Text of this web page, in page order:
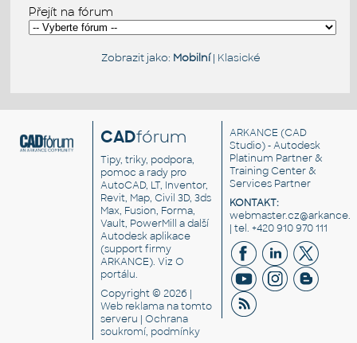
Přejít na fórum
Zobrazit jako: Mobilní| Klasické
CADfórum
Tipy, triky, podpora,
pomoc a rady pro
AutoCAD, LT, Inventor,
Revit, Map, Civil 3D, 3ds
Max, Fusion, Forma,
Vault, PowerMill a další
Autodesk aplikace
(support firmy
ARKANCE). VizO
portálu.
Copyright © 2026 |
Web reklama na tomto
serveru |Ochrana
soukromí, podmínky
ARKANCE (CAD
Studio) - Autodesk
Platinum Partner &
Training Center &
Services Partner
KONTAKT:
| tel. +420 910 970 111